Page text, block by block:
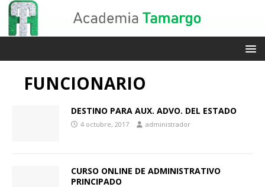
FUNCIONARIO
DESTINO PARA AUX. ADVO. DEL ESTADO
4 octubre, 2017 administrador
CURSO ONLINE DE ADMINISTRATIVO
PRINCIPADO